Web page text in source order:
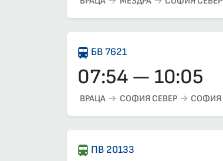
БВ 7621
07:54 — 10:05
ВРАЦА СОФИЯ СЕВЕР СОФИЯ
ПВ 20133